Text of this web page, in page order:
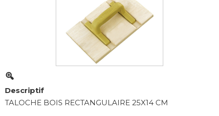
Descriptif
TALOCHE BOIS RECTANGULAIRE 25X14 CM